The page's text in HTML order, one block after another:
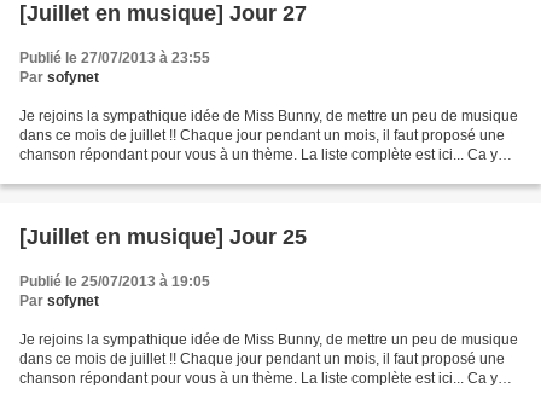
[Juillet en musique] Jour 27
Publié le 27/07/2013 à 23:55
Par sofynet
Je rejoins la sympathique idée de Miss Bunny, de mettre un peu de musique
dans ce mois de juillet !! Chaque jour pendant un mois, il faut proposé une
chanson répondant pour vous à un thème. La liste complète est ici... Ca y
[Juillet en musique] Jour 25
Publié le 25/07/2013 à 19:05
Par sofynet
Je rejoins la sympathique idée de Miss Bunny, de mettre un peu de musique
dans ce mois de juillet !! Chaque jour pendant un mois, il faut proposé une
chanson répondant pour vous à un thème. La liste complète est ici... Ca y